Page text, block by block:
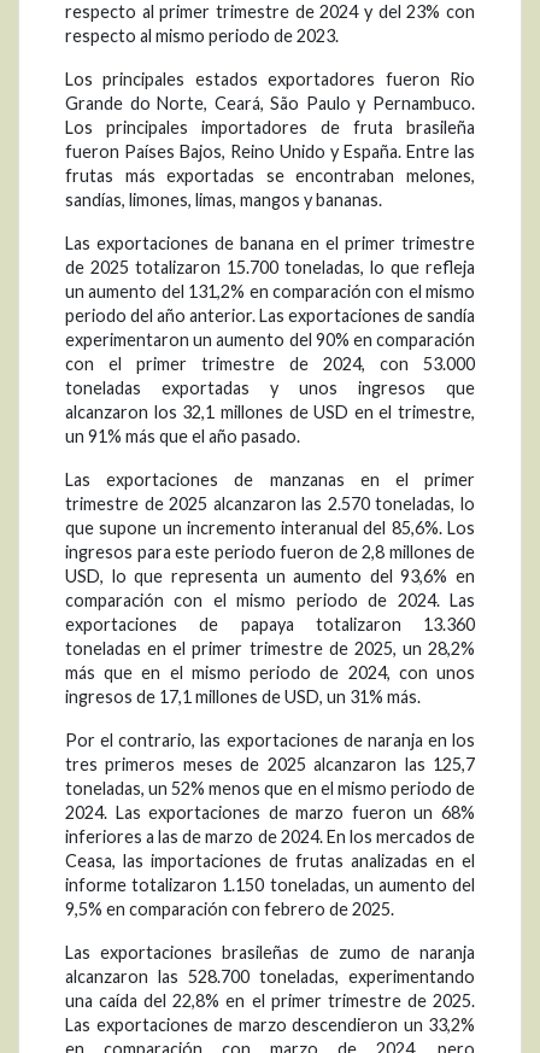
respecto al primer trimestre de 2024 y del 23% con
respecto al mismo periodo de 2023.
Los principales estados exportadores fueron Rio
Grande do Norte, Ceará, São Paulo y Pernambuco.
Los principales importadores de fruta brasileña
fueron Países Bajos, Reino Unido y España. Entre las
frutas más exportadas se encontraban melones,
sandías, limones, limas, mangos y bananas.
Las exportaciones de banana en el primer trimestre
de 2025 totalizaron 15.700 toneladas, lo que refleja
un aumento del 131,2% en comparación con el mismo
periodo del año anterior. Las exportaciones de sandía
experimentaron un aumento del 90% en comparación
con el primer trimestre de 2024, con 53.000
toneladas exportadas y unos ingresos que
alcanzaron los 32,1 millones de USD en el trimestre,
un 91% más que el año pasado.
Las exportaciones de manzanas en el primer
trimestre de 2025 alcanzaron las 2.570 toneladas, lo
que supone un incremento interanual del 85,6%. Los
ingresos para este periodo fueron de 2,8 millones de
USD, lo que representa un aumento del 93,6% en
comparación con el mismo periodo de 2024. Las
exportaciones de papaya totalizaron 13.360
toneladas en el primer trimestre de 2025, un 28,2%
más que en el mismo periodo de 2024, con unos
ingresos de 17,1 millones de USD, un 31% más.
Por el contrario, las exportaciones de naranja en los
tres primeros meses de 2025 alcanzaron las 125,7
toneladas, un 52% menos que en el mismo periodo de
2024. Las exportaciones de marzo fueron un 68%
inferiores a las de marzo de 2024. En los mercados de
Ceasa, las importaciones de frutas analizadas en el
informe totalizaron 1.150 toneladas, un aumento del
9,5% en comparación con febrero de 2025.
Las exportaciones brasileñas de zumo de naranja
alcanzaron las 528.700 toneladas, experimentando
una caída del 22,8% en el primer trimestre de 2025.
Las exportaciones de marzo descendieron un 33,2%